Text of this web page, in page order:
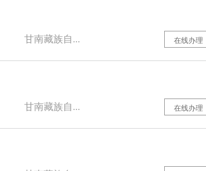
甘南藏族自... 在线办理
甘南藏族自... 在线办理